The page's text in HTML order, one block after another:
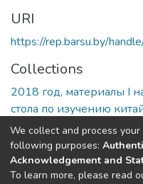
URI
https://rep.barsu.by/
Collections
2018 год, материалы I
стола по изучению
Full item page
We collect and process
following purposes:
Acknowledgement and
To learn more, please read